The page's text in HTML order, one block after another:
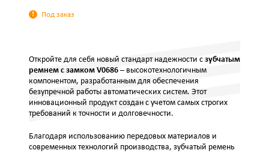
Под заказ
Откройте для себя новый стандарт надежности с зубчатым
ремнем с замком V0686 – высокотехнологичным
компонентом, разработанным для обеспечения
безупречной работы автоматических систем. Этот
инновационный продукт создан с учетом самых строгих
требований к точности и долговечности.
Благодаря использованию передовых материалов и
современных технологий производства, зубчатый ремень